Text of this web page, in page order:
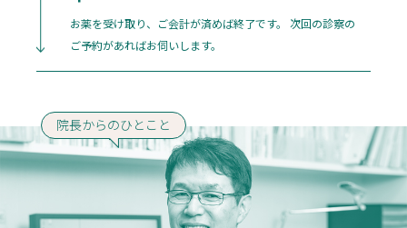
お薬を受け取り、ご会計が済めば終了です。 次回の診察の
ご予約があればお伺いします。
院長からのひとこと